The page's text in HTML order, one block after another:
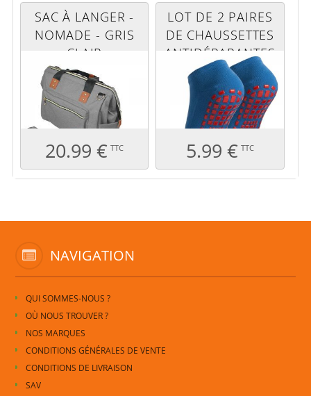
SAC À LANGER -
NOMADE - GRIS
CLAIR
20.99 € TTC
LOT DE 2 PAIRES
DE CHAUSSETTES
ANTIDÉRAPANTES
- ENFANT - S -
BLEU
5.99 € TTC
NAVIGATION
QUI SOMMES-NOUS ?
OÙ NOUS TROUVER ?
NOS MARQUES
CONDITIONS GÉNÉRALES DE VENTE
CONDITIONS DE LIVRAISON
SAV